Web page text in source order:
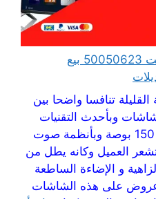
بيع تلفزيونات شاشات الكويت 50050623 بيع
تنافسا واضحا بين
وبأحدث التقنيات
وبأحجام متنوعة تصل 140و 150 بوصة وبأنظمة صوت
العميل وكانه يطل من
و الإضاءة الساطعة
عروض على هذه الشاشات